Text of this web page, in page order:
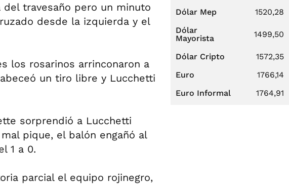
del travesaño pero un minuto
desde la izquierda y el
los rosarinos arrinconaron a
un tiro libre y Lucchetti
sorprendió a Lucchetti
pique, el balón engañó al
1 a 0.
parcial el equipo rojinegro,
Dólar Mep 1520,28
Dólar
Mayorista
1499,50
Dólar Cripto 1572,35
Euro
1766,14
Euro Informal
1764,91